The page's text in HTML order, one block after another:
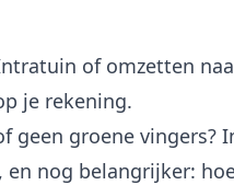
of omzetten
je rekening.
geen groene vingers?
, en nog belangrijker: